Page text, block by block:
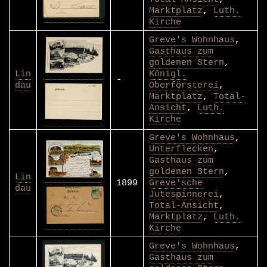
Marktplatz, Luth.
Kirche
Lin
dau
-
Greve's Wohnhaus,
Gasthaus zum
goldenen Stern,
Königl.
Oberförsterei,
Marktplatz, Total-
Ansicht, Luth.
Kirche
Lin
dau
1899
Greve's Wohnhaus,
Unterflecken,
Gasthaus zum
goldenen Stern,
Greve'sche
Jutespinnerei,
Total-Ansicht,
Marktplatz, Luth.
Kirche
Greve's Wohnhaus,
Gasthaus zum